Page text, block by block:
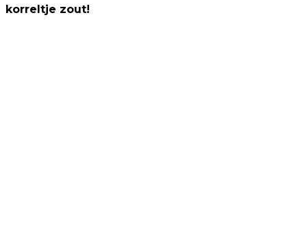
korreltje zout!